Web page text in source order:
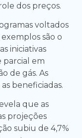
dos preços.
voltados
são o
iniciativas
parcial em
de gás. As
beneficiadas.
que as
projeções
subiu de 4,7%